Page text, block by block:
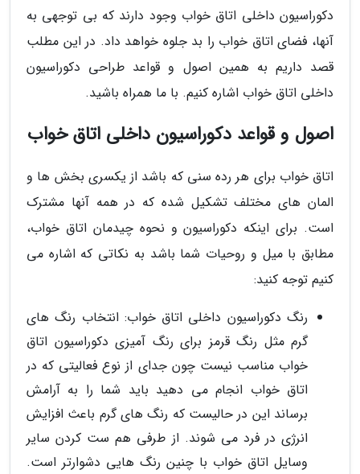
دکوراسیون داخلی اتاق خواب وجود دارند که بی توجهی به
آنها، فضای اتاق خواب را بد جلوه خواهد داد. در این مطلب
قصد داریم به همین اصول و قواعد طراحی دکوراسیون
داخلی اتاق خواب اشاره کنیم. با ما همراه باشید.
اصول و قواعد دکوراسیون داخلی اتاق خواب
اتاق خواب برای هر رده سنی که باشد از یکسری بخش ها و
المان های مختلف تشکیل شده که در همه آنها مشترک
است. برای اینکه دکوراسیون و نحوه چیدمان اتاق خواب،
مطابق با میل و روحیات شما باشد به نکاتی که اشاره می
کنیم توجه کنید:
رنگ دکوراسیون داخلی اتاق خواب: انتخاب رنگ های
گرم مثل رنگ قرمز برای رنگ آمیزی دکوراسیون اتاق
خواب مناسب نیست چون جدای از نوع فعالیتی که در
اتاق خواب انجام می دهید باید شما را به آرامش
برساند این در حالیست که رنگ های گرم باعث افزایش
انرژی در فرد می شوند. از طرفی هم ست کردن سایر
وسایل اتاق خواب با چنین رنگ هایی دشوارتر است.